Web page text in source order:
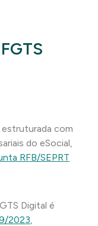
estruturada com
do eSocial,
RFB/SEPRT
Digital é
2023,